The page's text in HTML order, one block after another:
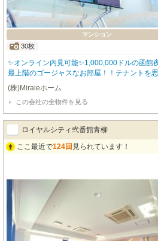
マンション
30枚
✨オンライン内見可能✨1,000,000ドルの函館
最上階のゴージャスなお部屋！！テナントを
ーム致しました！！！他にないオンリーワン
付きのオートロック仕様！！ 初期費用をクレ
けます🎵 お気軽に当店スタッフまでお問い合
富なスタッフが対応致します(^^♪ご連絡お待
ＴＥＬ０１３８-８３-７２８０㈱Ｍｉｒａｉｅ
(株)Miraieホーム
この会社の全物件を見る
ロイヤルシティ弐番館青柳
ここ最近で124回 見られています！